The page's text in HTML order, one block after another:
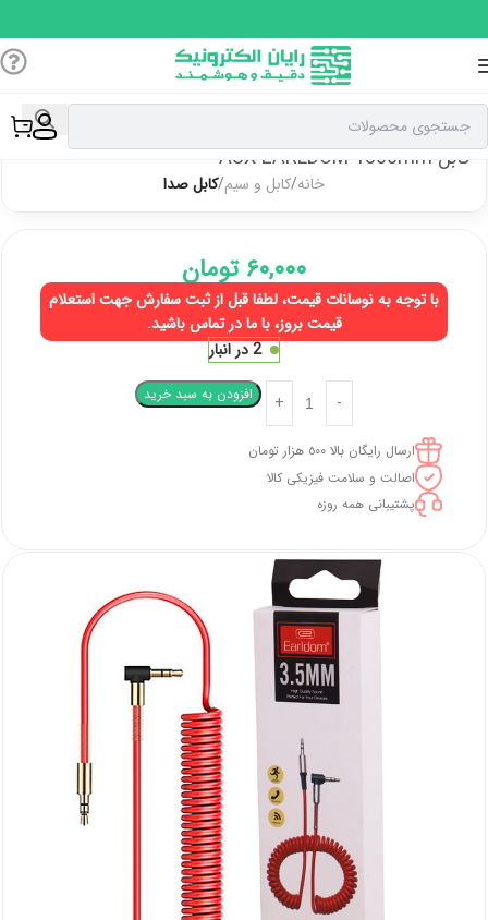
کابل AUX EARLDOM 1800mm
خانه کابل و سیم کابل صدا
۶۰,۰۰۰ تومان
با توجه به نوسانات قیمت، لطفا قبل از ثبت سفارش جهت استعلام
قیمت بروز، با ما در تماس باشید.
2 در انبار
افزودن به سبد خرید
ارسال رایگان بالا ٥٠٠ هزار تومان
اصالت و سلامت فیزیکی کالا
پشتیبانی همه روزه